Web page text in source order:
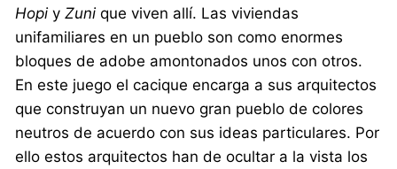
HopiyZunique viven allí. Las viviendas
unifamiliares en un pueblo son como enormes
bloques de adobe amontonados unos con otros.
En este juego el cacique encarga a sus arquitectos
que construyan un nuevo gran pueblo de colores
neutros de acuerdo con sus ideas particulares. Por
ello estos arquitectos han de ocultar a la vista los